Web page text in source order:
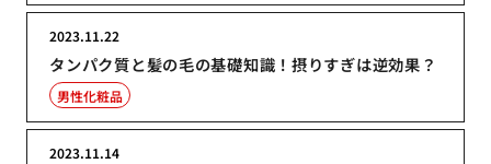
タンパク質と髪の毛の基礎知識！摂りすぎは逆効果？
2023.11.22
男性化粧品
2023.11.14